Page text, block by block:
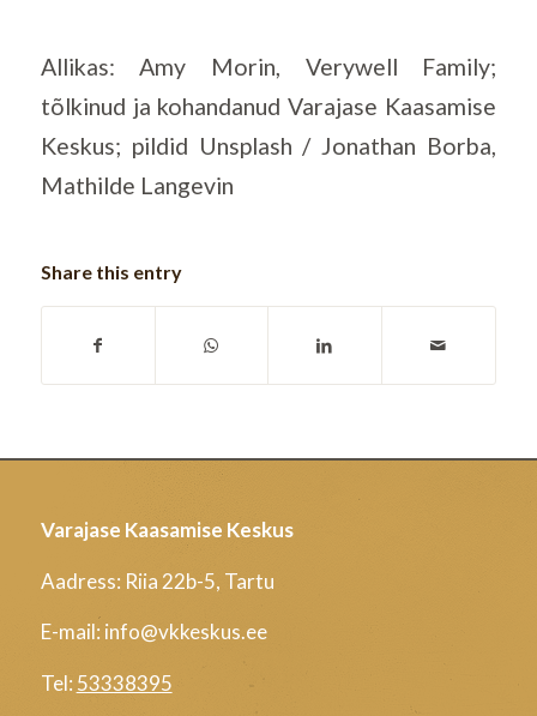
Allikas: Amy Morin, Verywell Family;
tõlkinud ja kohandanud Varajase Kaasamise
Keskus; pildid Unsplash / Jonathan Borba,
Mathilde Langevin
Share this entry
Varajase Kaasamise Keskus
Aadress: Riia 22b-5, Tartu
E-mail: info@vkkeskus.ee
Tel: 53338395